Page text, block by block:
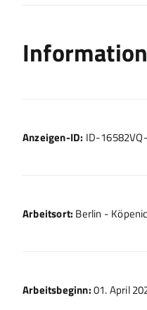
Anzeigen-ID: ID-
Arbeitsort: Berlin -
Arbeitsbeginn:01. April